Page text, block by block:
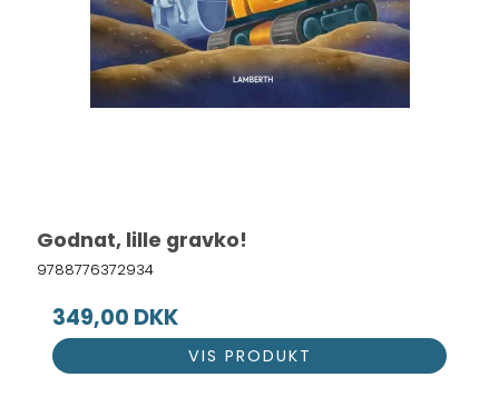
Godnat, lille gravko!
9788776372934
349,00 DKK
VIS PRODUKT